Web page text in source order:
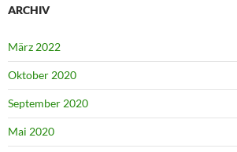
ARCHIV
März 2022
Oktober 2020
September 2020
Mai 2020